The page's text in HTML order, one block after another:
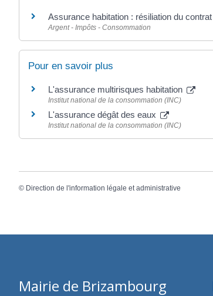
Assurance habitation : résiliation du contrat
Argent - Impôts - Consommation
Pour en savoir plus
L'assurance multirisques habitation
Institut national de la consommation (INC)
L'assurance dégât des eaux
Institut national de la consommation (INC)
© Direction de l'information légale et administrative
Mairie de Brizambourg